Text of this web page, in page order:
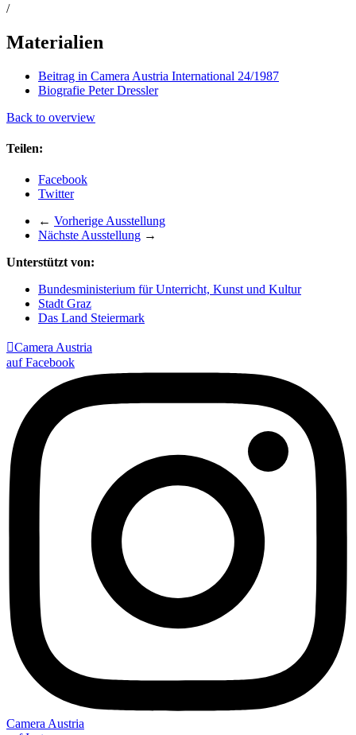
/
Materialien
Beitrag in Camera Austria International 24/1987
Biografie Peter Dressler
Back to overview
Teilen:
Facebook
Twitter
← Vorherige Ausstellung
Nächste Ausstellung →
Unterstützt von:
Bundesministerium für Unterricht, Kunst und Kultur
Stadt Graz
Das Land Steiermark
Camera Austria
auf Facebook
Camera Austria